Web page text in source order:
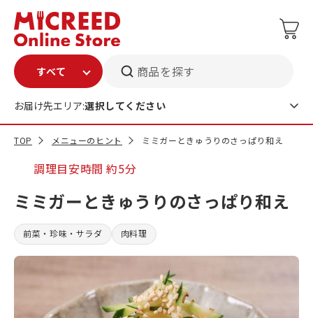
商品を探す
お届け先エリア:選択してください
TOP メニューのヒント ミミガーときゅうりのさっぱり和え
調理目安時間約5分
ミミガーときゅうりのさっぱり和え
前菜・珍味・サラダ 肉料理